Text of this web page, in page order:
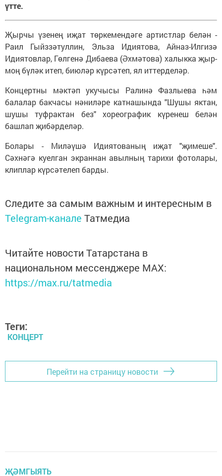
үтте.
Җырчы үзенең иҗат төркемендәге артистлар белән -
Раил Гыйззәтуллин, Эльза Идиятова, Айназ-Илгизә
Идиятовлар, Гөлгенә Дибаева (Әхмәтова) халыкка җыр-
моң бүләк итеп, биюләр күрсәтеп, ял иттерделәр.
Концертны мәктәп укучысы Ралинә Фазлыева һәм
балалар бакчасы нәниләре катнашында "Шушы яктан,
шушы туфрактан без" хореографик күренеш белән
башлап җибәрделәр.
Болары - Миләүшә Идиятованың иҗат "җимеше".
Сәхнәгә куелган экраннан авылның тарихи фотолары,
клиплар күрсәтелеп барды.
Следите за самым важным и интересным в
Telegram-канале Татмедиа
Читайте новости Татарстана в
национальном мессенджере MАХ:
https://max.ru/tatmedia
Теги:
КОНЦЕРТ
Перейти на страницу новости
ҖӘМГЫЯТЬ